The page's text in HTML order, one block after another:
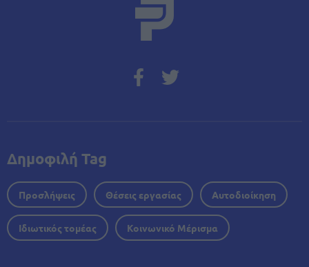
Δημοφιλή Tag
Προσλήψεις Θέσεις εργασίας Αυτοδιοίκηση
Ιδιωτικός τομέας Κοινωνικό Μέρισμα